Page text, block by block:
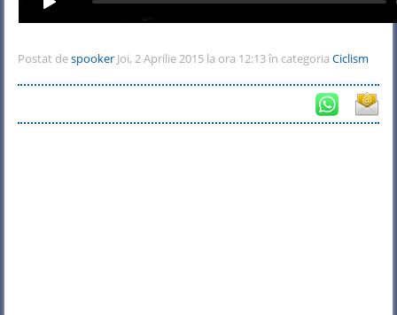
Postat despooker Joi, 2 Aprilie 2015 la ora 12:13 în categoria Ciclism